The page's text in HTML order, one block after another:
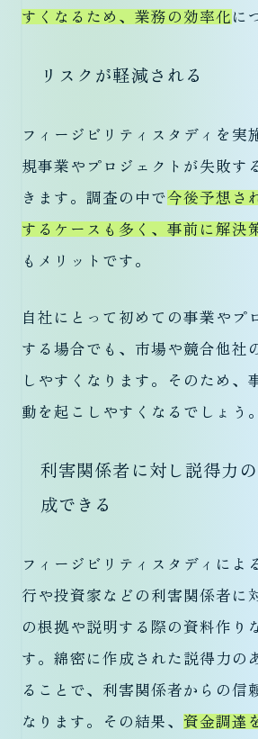
すくなるため、業務の効率化 に
リスクが軽減される
フィージビリティスタディを実
規事業やプロジェクトが失敗す
きます。調査の中で今後予想さ
するケースも多く、事前に解決
もメリットです。
自社にとって初めての事業やプ
する場合でも、市場や競合他社
しやすくなります。そのため、
動を起こしやすくなるでしょう。
利害関係者に対し説得力
成できる
フィージビリティスタディによ
行や投資家などの利害関係者に
の根拠や説明する際の資料作り
す。綿密に作成された説得力の
ることで、利害関係者からの信
なります。その結果、 資金調達